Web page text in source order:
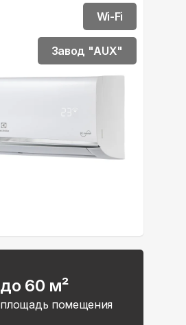
Wi-Fi
Завод "AUX"
до 60 м²
площадь помещения